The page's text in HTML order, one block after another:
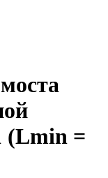
(Lmin =